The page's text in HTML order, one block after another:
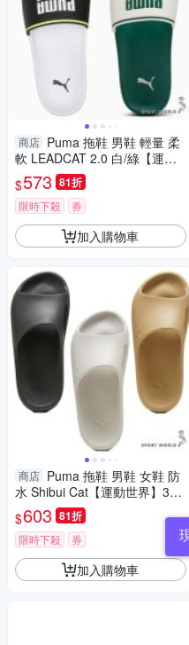
商店 Puma 拖鞋 男鞋 輕量 柔
軟 LEADCAT 2.0 白/綠【運動
世界】38569308/38569315
$573 81折
限時下殺 券
加入購物車
商店 Puma 拖鞋 男鞋 女鞋 防
水 Shibui Cat【運動世界】385
29616/38529615/38529613
$603 81折
限時下殺 券
加入購物車